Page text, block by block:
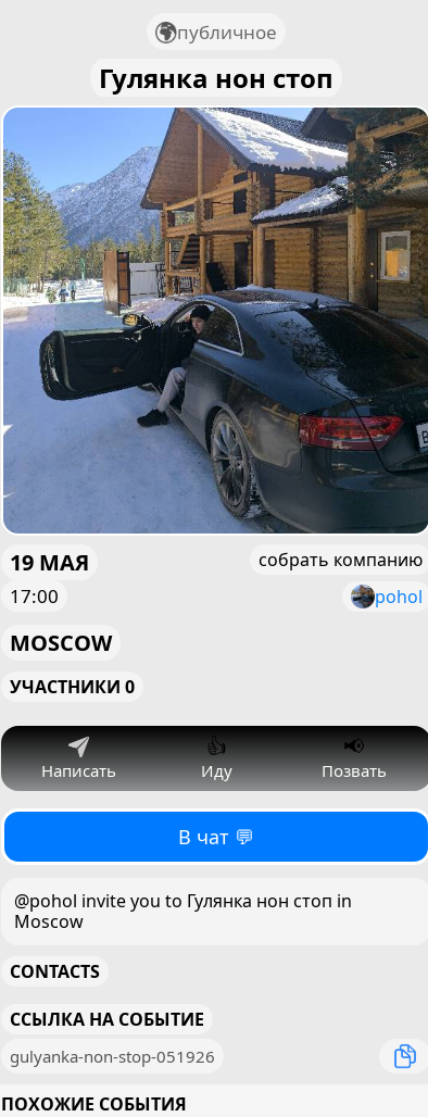
публичное
Гулянка нон стоп
19 МАЯ
17:00
собрать компанию
pohol
MOSCOW
УЧАСТНИКИ 0
Написать
👍
Иду
📢
Позвать
В чат 💬
@pohol invite you to Гулянка нон стоп in
Moscow
CONTACTS
ССЫЛКА НА СОБЫТИЕ
gulyanka-non-stop-051926
ПОХОЖИЕ СОБЫТИЯ